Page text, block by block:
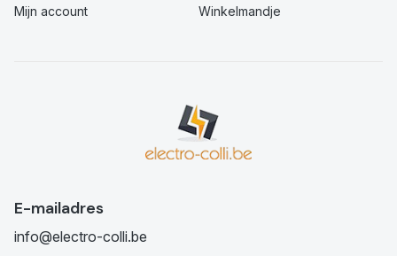
Mijn account Winkelmandje
E-mailadres
info@electro-colli.be